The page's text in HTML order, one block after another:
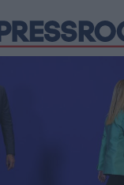
ΕΛΛΑΔΑ
ΑΜΥΝΑ
ΚΥΠΡΟΣ
LIFESTYLE